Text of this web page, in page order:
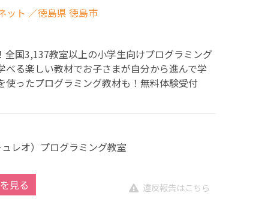
ット ／徳島県 徳島市
国3,137教室以上の小学生向けプログラミング
べる楽しい教材でお子さまが自分から進んで学
使ったプログラミング教材も！無料体験受付
レオ）プログラミング教室
見る 違反報告はこちら